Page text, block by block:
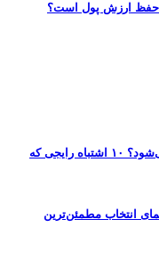
حفظ ارزش پول است؟
چرا باتری خودرو زودتر از موعد خراب می‌شود؟ ۱۰ اشتباه رایجی که
انتخاب مطمئن‌ترین